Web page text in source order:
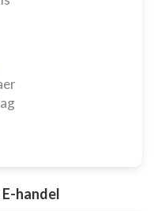
handel
vælge